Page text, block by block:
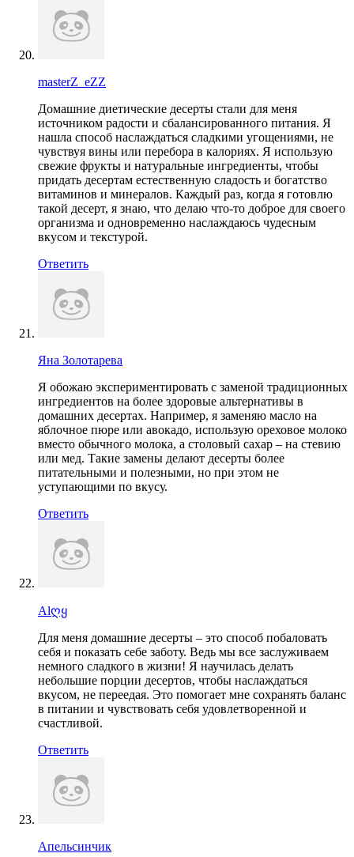
masterZ_eZZ
Домашние диетические десерты стали для меня
источником радости и сбалансированного питания. Я
нашла способ наслаждаться сладкими угощениями, не
чувствуя вины или перебора в калориях. Я использую
свежие фрукты и натуральные ингредиенты, чтобы
придать десертам естественную сладость и богатство
витаминов и минералов. Каждый раз, когда я готовлю
такой десерт, я знаю, что делаю что-то доброе для своего
организма и одновременно наслаждаюсь чудесным
вкусом и текстурой.
Ответить
Яна Золотарева
Я обожаю экспериментировать с заменой традиционных
ингредиентов на более здоровые альтернативы в
домашних десертах. Например, я заменяю масло на
яблочное пюре или авокадо, использую ореховое молоко
вместо обычного молока, а столовый сахар – на стевию
или мед. Такие замены делают десерты более
питательными и полезными, но при этом не
уступающими по вкусу.
Ответить
Alღყ
Для меня домашние десерты – это способ побаловать
себя и показать себе заботу. Ведь мы все заслуживаем
немного сладкого в жизни! Я научилась делать
небольшие порции десертов, чтобы наслаждаться
вкусом, не переедая. Это помогает мне сохранять баланс
в питании и чувствовать себя удовлетворенной и
счастливой.
Ответить
Апельсинчик